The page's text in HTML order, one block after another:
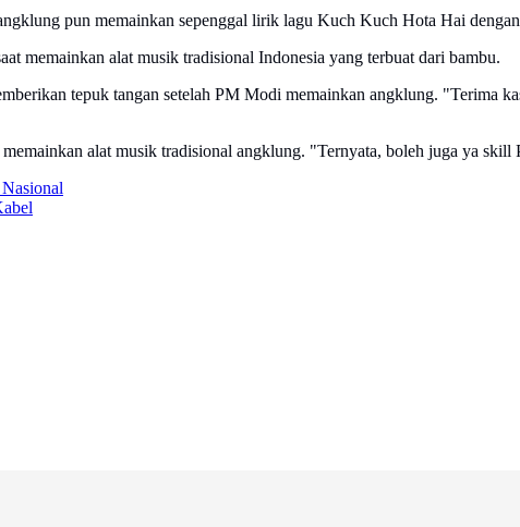
pun memainkan sepenggal lirik lagu Kuch Kuch Hota Hai
memainkan alat musik tradisional Indonesia yang terbuat dari bambu.
tepuk tangan setelah PM Modi memainkan angklung. "Terima
alat musik tradisional angklung. "Ternyata, boleh juga ya